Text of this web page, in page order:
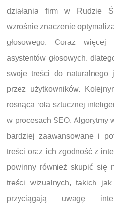
działania firm w Rudzie
wzrośnie znaczenie
głosowego. Coraz więcej
asystentów głosowych,
swoje treści do naturalnego
przez użytkowników.
rosnąca rola sztucznej
w procesach SEO. Algorytmy
bardziej zaawansowane i
treści oraz ich zgodność z
powinny również skupić się
treści wizualnych, takich
przyciągają uwagę